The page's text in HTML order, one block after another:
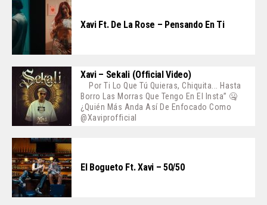
Xavi Ft. De La Rose – Pensando En Ti
Xavi – Sekali (Official Video)
Por Ti Lo Que Tú Quieras, Chiquita... Hasta
Borro Las Morras Que Tengo En El Insta” 🤐
¿Quién Más Anda Así De Enfocado Como
@xaviprofficial
El Bogueto Ft. Xavi – 50/50